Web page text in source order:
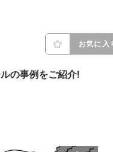
お気に入
の事例をご紹介!